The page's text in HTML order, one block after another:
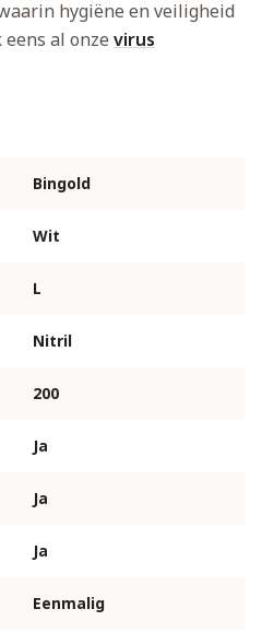
hygiëne en veiligheid
al onze virus
Bingold
Wit
L
Nitril
200
Ja
Ja
Ja
Eenmalig